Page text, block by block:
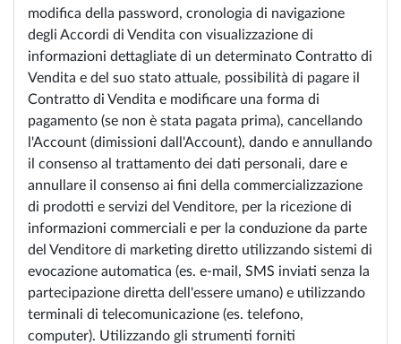
modifica della password, cronologia di navigazione
degli Accordi di Vendita con visualizzazione di
informazioni dettagliate di un determinato Contratto di
Vendita e del suo stato attuale, possibilità di pagare il
Contratto di Vendita e modificare una forma di
pagamento (se non è stata pagata prima), cancellando
l'Account (dimissioni dall'Account), dando e annullando
il consenso al trattamento dei dati personali, dare e
annullare il consenso ai fini della commercializzazione
di prodotti e servizi del Venditore, per la ricezione di
informazioni commerciali e per la conduzione da parte
del Venditore di marketing diretto utilizzando sistemi di
evocazione automatica (es. e-mail, SMS inviati senza la
partecipazione diretta dell'essere umano) e utilizzando
terminali di telecomunicazione (es. telefono,
computer). Utilizzando gli strumenti forniti